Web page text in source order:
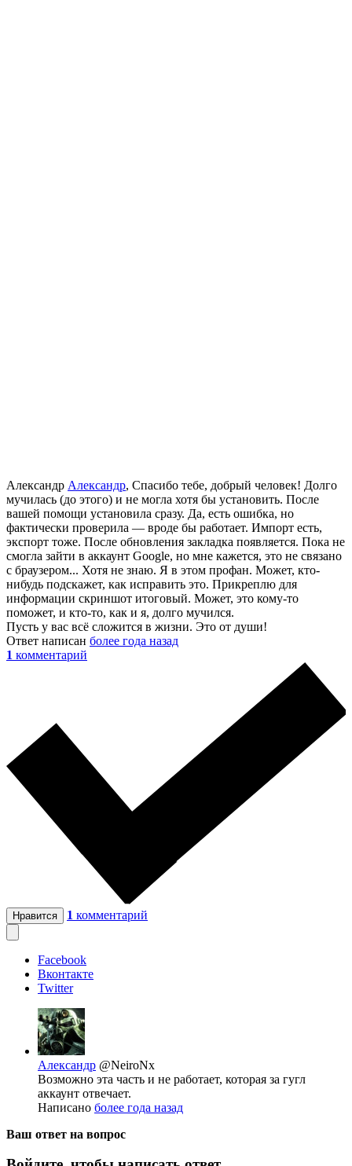
Александр Александр, Спасибо тебе, добрый человек! Долго
мучилась (до этого) и не могла хотя бы установить. После
вашей помощи установила сразу. Да, есть ошибка, но
фактически проверила — вроде бы работает. Импорт есть,
экспорт тоже. После обновления закладка появляется. Пока не
смогла зайти в аккаунт Google, но мне кажется, это не связано
с браузером... Хотя не знаю. Я в этом профан. Может, кто-
нибудь подскажет, как исправить это. Прикреплю для
информации скриншот итоговый. Может, это кому-то
поможет, и кто-то, как и я, долго мучился.
Пусть у вас всё сложится в жизни. Это от души!
Ответ написан более года назад
1 комментарий
Нравится 1 комментарий
Facebook
Вконтакте
Twitter
Александр @NeiroNx
Возможно эта часть и не работает, которая за гугл
аккаунт отвечает.
Написано более года назад
Ваш ответ на вопрос